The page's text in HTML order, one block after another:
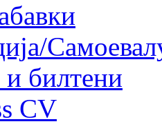
билтени
CV